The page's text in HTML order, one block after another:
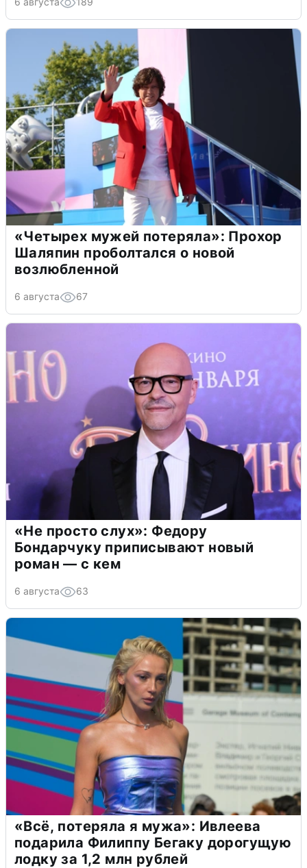
«Четырех мужей потеряла»: Прохор
Шаляпин проболтался о новой
возлюбленной
6 августа 67
«Не просто слух»: Федору
Бондарчуку приписывают новый
роман — с кем
6 августа 63
«Всё, потеряла я мужа»: Ивлеева
подарила Филиппу Бегаку дорогущую
лодку за 1,2 млн рублей